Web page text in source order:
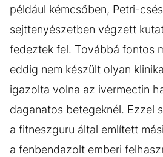
például kémcsőben, Petri-
sejttenyészetben végzett
fedeztek fel. Továbbá fontos
eddig nem készült olyan
igazolta volna az ivermectin
daganatos betegeknél. Ezzel
a fitneszguru által említett
a fenbendazolt emberi